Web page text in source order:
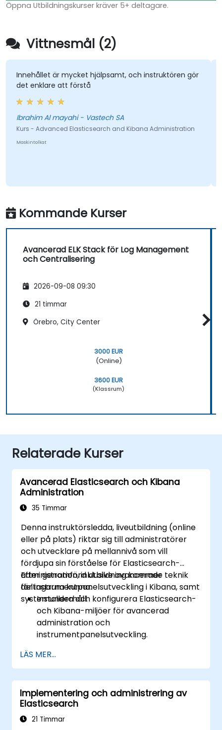
Öppna Utbildningskurser kräver 5+ deltagare.
Vittnesmål (2)
Innehållet är mycket hjälpsamt, och instruktören gör
det enklare att förstå
Ibrahim Al mayahi - Vastech SA
Kurs - Advanced Elasticsearch and Kibana Administration
Maskintolkat
Kommande Kurser
Avancerad ELK Stack för Log Management
och Centralisering
2026-09-08 09:30
21 timmar
Örebro, City Center
3000 EUR
(Online)
3600 EUR
(Klassrum)
Relaterade Kurser
Avancerad Elasticsearch och Kibana
Administration
35 Timmar
Denna instruktörsledda, liveutbildning (online
eller på plats) riktar sig till administratörer
och utvecklare på mellannivå som vill
fördjupa sin förståelse för Elasticsearch-
administration, inklusive avancerade teknik
för instrumentpanelsutveckling i Kibana, samt
systemunderhåll.
Efter genomförd utbildning kommer
deltagarna kunna:
Installera och konfigurera Elasticsearch-
och Kibana-miljöer för avancerad
administration och
instrumentpanelsutveckling.
mappningar och datamodeller.
Utveckla avancerade frågor och filter för
att extrahera värdefulla insikter från
Elasticsearch-data.
Designa och bygga interaktiva
instrumentpaneler i Kibana med olika
LÄS MER...
Implementering och administrering av
Elasticsearch
21 Timmar